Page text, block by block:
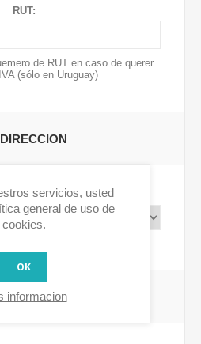
RUT:
de RUT en caso de querer
(sólo en Uruguay)
Pais:servicios, usted
general de uso de
cookies.
OK
informacion